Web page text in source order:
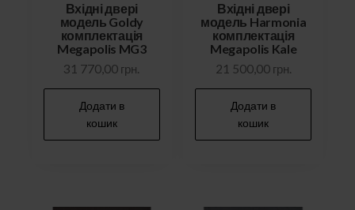
Вхідні двері
модель Goldy
комплектація
Megapolis MG3
31 770,00 грн.
Додати в
кошик
Вхідні двері
модель Harmonia
комплектація
Megapolis Kale
21 500,00 грн.
Додати в
кошик